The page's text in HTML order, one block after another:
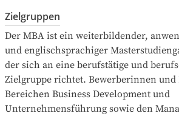
Zielgruppen
Der MBA ist ein weiterbildender,
und englischsprachiger
der sich an eine berufstätige und
Zielgruppe richtet. Bewerberinnen und
Bereichen Business Development und
Unternehmensführung sowie den